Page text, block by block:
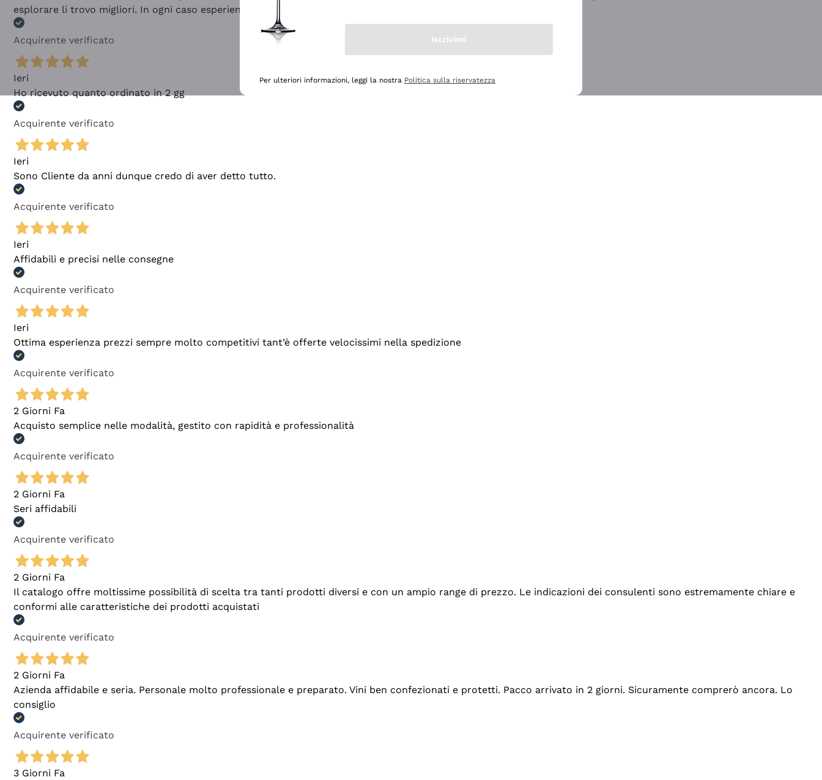
esplorare li trovo migliori. In ogni caso esperienza buona e lo consiglio! 👍
Acquirente verificato
Ieri
Ho ricevuto quanto ordinato in 2 gg
Acquirente verificato
Ieri
Sono Cliente da anni dunque credo di aver detto tutto.
Acquirente verificato
Ieri
Affidabili e precisi nelle consegne
Acquirente verificato
Ieri
Ottima esperienza prezzi sempre molto competitivi tant’è offerte velocissimi nella spedizione
Acquirente verificato
2 Giorni Fa
Acquisto semplice nelle modalità, gestito con rapidità e professionalità
Acquirente verificato
2 Giorni Fa
Seri affidabili
Acquirente verificato
2 Giorni Fa
Il catalogo offre moltissime possibilità di scelta tra tanti prodotti diversi e con un ampio range di prezzo. Le indicazioni dei consulenti sono estremamente chiare e
conformi alle caratteristiche dei prodotti acquistati
Acquirente verificato
2 Giorni Fa
Azienda affidabile e seria. Personale molto professionale e preparato. Vini ben confezionati e protetti. Pacco arrivato in 2 giorni. Sicuramente comprerò ancora. Lo
consiglio
Acquirente verificato
3 Giorni Fa
Iscrivimi
Per ulteriori informazioni, leggi la nostra Politica sulla riservatezza